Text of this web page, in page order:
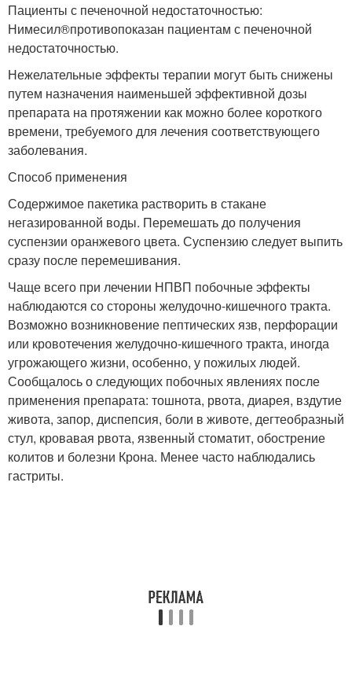
Пациенты с печеночной недостаточностью:
Нимесил®противопоказан пациентам с печеночной
недостаточностью.
Нежелательные эффекты терапии могут быть снижены
путем назначения наименьшей эффективной дозы
препарата на протяжении как можно более короткого
времени, требуемого для лечения соответствующего
заболевания.
Способ применения
Содержимое пакетика растворить в стакане
негазированной воды. Перемешать до получения
суспензии оранжевого цвета. Суспензию следует выпить
сразу после перемешивания.
Чаще всего при лечении НПВП побочные эффекты
наблюдаются со стороны желудочно-кишечного тракта.
Возможно возникновение пептических язв, перфорации
или кровотечения желудочно-кишечного тракта, иногда
угрожающего жизни, особенно, у пожилых людей.
Сообщалось о следующих побочных явлениях после
применения препарата: тошнота, рвота, диарея, вздутие
живота, запор, диспепсия, боли в животе, дегтеобразный
стул, кровавая рвота, язвенный стоматит, обострение
колитов и болезни Крона. Менее часто наблюдались
гастриты.